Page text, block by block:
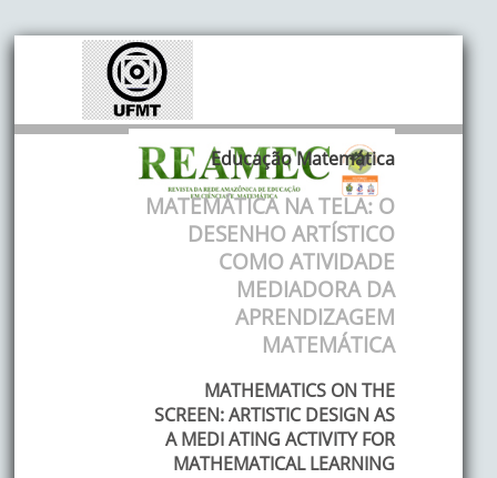
Educação Matemática
MATEMÁTICA NA TELA: O
DESENHO ARTÍSTICO
COMO ATIVIDADE
MEDIADORA DA
APRENDIZAGEM
MATEMÁTICA
MATHEMATICS ON THE
SCREEN: ARTISTIC DESIGN AS
A MEDI ATING ACTIVITY FOR
MATHEMATICAL LEARNING